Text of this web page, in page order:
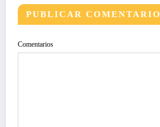
PUBLICAR COMENTARIO
Comentarios